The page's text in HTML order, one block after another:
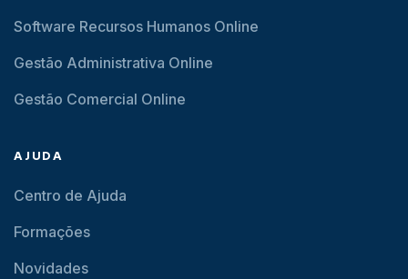
Software Recursos Humanos Online
Gestão Administrativa Online
Gestão Comercial Online
AJUDA
Centro de Ajuda
Formações
Novidades